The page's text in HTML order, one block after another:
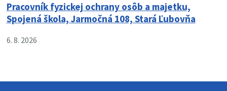
Pracovník fyzickej ochrany osôb a majetku,
Spojená škola, Jarmočná 108, Stará Ľubovňa
6. 8. 2026